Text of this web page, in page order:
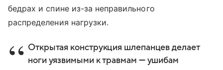
бедрах и спине из-за неправильного
распределения нагрузки.
Открытая конструкция шлепанцев делает
ноги уязвимыми к травмам — ушибам